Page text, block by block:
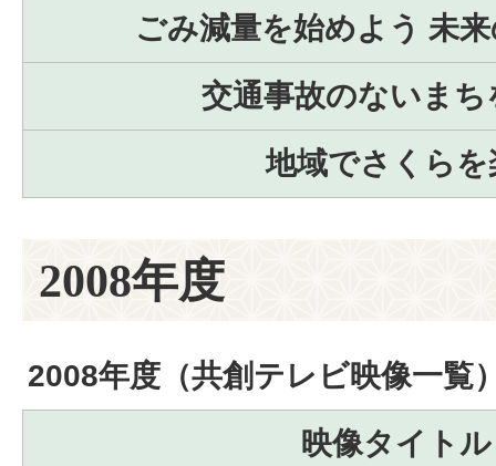
ごみ減量を始めよう 未
交通事故のないま
地域でさくらを
2008年度
2008年度（共創テレビ映像一覧
映像タイトル